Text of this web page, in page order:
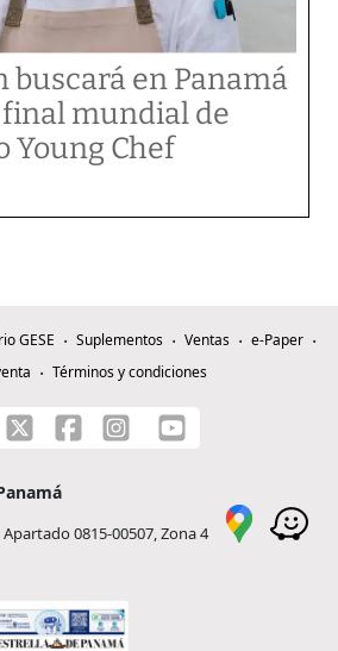
buscará en Panamá
final mundial de
Young Chef
GESE Suplementos Ventas
e-Paper
Términos y condiciones
0815-00507, Zona 4